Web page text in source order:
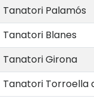
Tanatori Palamós
Tanatori Blanes
Tanatori Girona
Tanatori Torroella